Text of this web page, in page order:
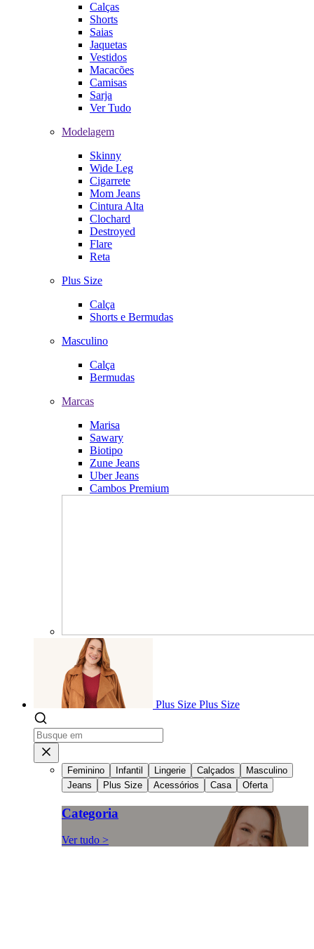
Calças
Shorts
Saias
Jaquetas
Vestidos
Macacões
Camisas
Sarja
Ver Tudo
Modelagem
Skinny
Wide Leg
Cigarrete
Mom Jeans
Cintura Alta
Clochard
Destroyed
Flare
Reta
Plus Size
Calça
Shorts e Bermudas
Masculino
Calça
Bermudas
Marcas
Marisa
Sawary
Biotipo
Zune Jeans
Uber Jeans
Cambos Premium
Plus Size Plus Size
Feminino Infantil Lingerie Calçados
Masculino
Jeans
Plus Size Acessórios Casa Oferta
Categoria
Ver tudo >